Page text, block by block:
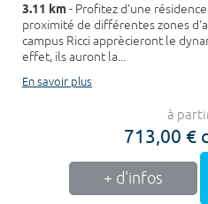
3.11 km- Profitez d'une
proximité de différentes zones
campus Ricci apprècieront le
effet, ils auront la...
En savoir plus
à
713,00 €
+ d'infos